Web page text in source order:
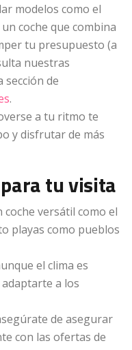
modelos como el
un coche que combina
tu presupuesto (a
nuestras
sección de
.
a tu ritmo te
y disfrutar de más
tu visita
coche versátil como el
playas como pueblos
el clima es
a los
de asegurar
con las ofertas de